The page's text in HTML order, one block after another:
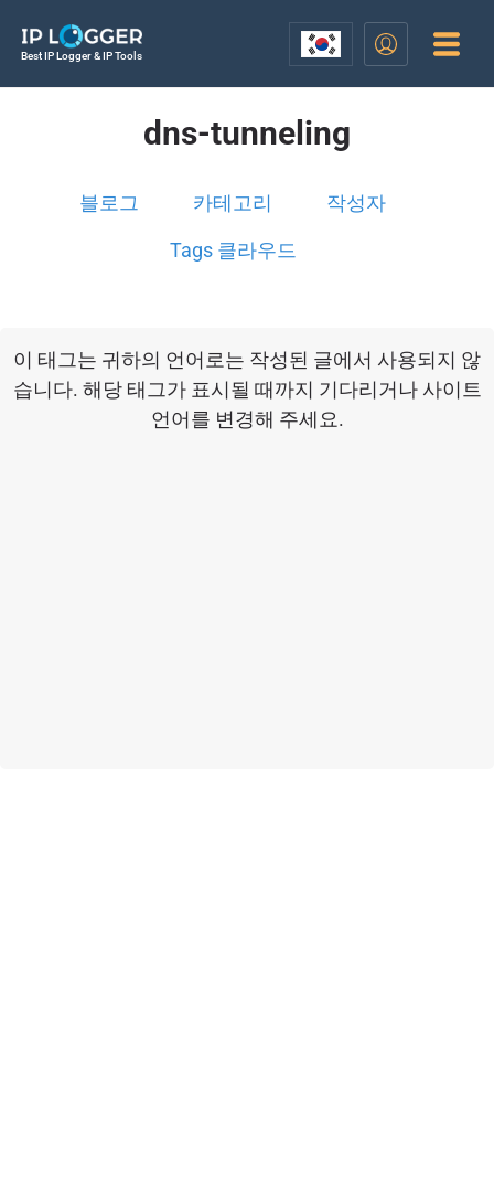
Best IP Logger & IP Tools
dns-tunneling
블로그 카테고리 작성자
Tags 클라우드